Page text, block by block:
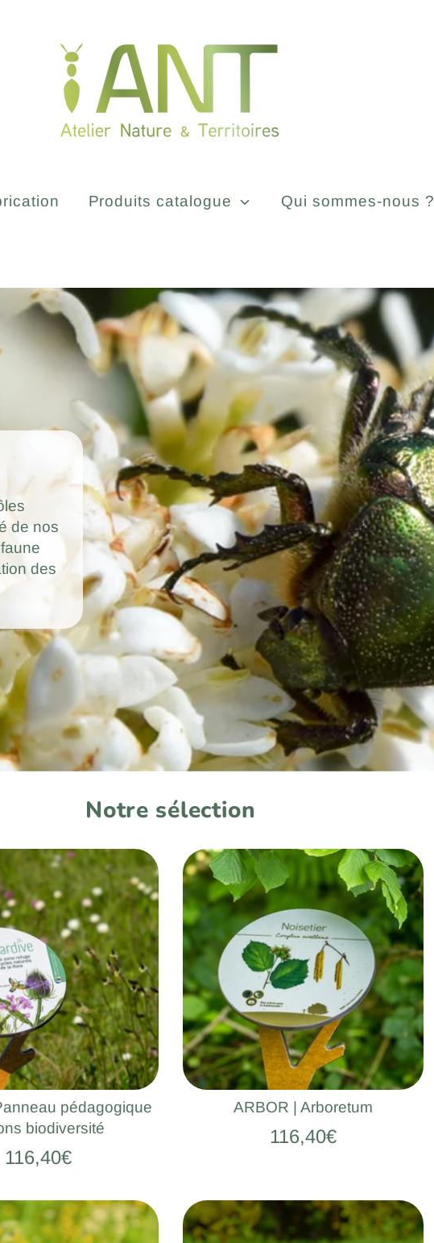
Produits catalogue Qui sommes-nous ?
de nos
des
Notre sélection
pédagogique
biodiversité
116,40€
ARBOR | Arboretum
116,40€